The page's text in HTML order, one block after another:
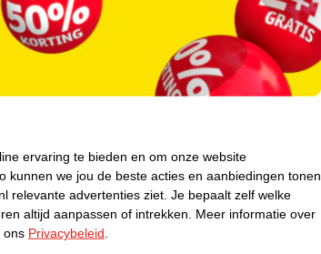
Over Kruidvat
Pers
Winkelformule
Bedrijfsgegevens
ervaring te bieden en om onze website
kunnen we jou de beste acties en aanbiedingen tonen
relevante advertenties ziet. Je bepaalt zelf welke
altijd aanpassen of intrekken.
Meer informatie over
ons Privacybeleid